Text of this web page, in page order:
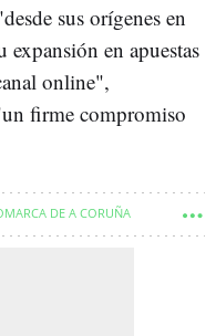
sus orígenes en
expansión en apuestas
online",
firme compromiso
DE A CORUÑA